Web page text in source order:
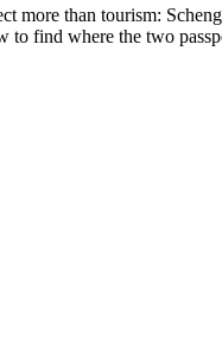
than tourism:
find where the two